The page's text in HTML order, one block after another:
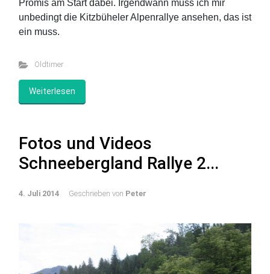
Promis am Start dabei. Irgendwann muss ich mir
unbedingt die Kitzbüheler Alpenrallye ansehen, das ist
ein muss.
Oldtimer
Weiterlesen
Fotos und Videos
Schneebergland Rallye 2...
4. Juli 2014 Geschrieben von Peter